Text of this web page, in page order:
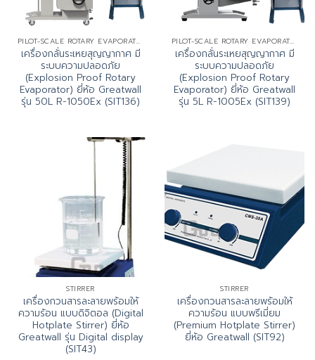
PILOT-SCALE ROTARY EVAPORATOR
เครื่องกลั่นระเหยสุญญากาศ มี
ระบบความปลอดภัย
(Explosion Proof Rotary
Evaporator) ยี่ห้อ Greatwall
รุ่น 50L R-1050Ex (SIT136)
PILOT-SCALE ROTARY EVAPORATOR
เครื่องกลั่นระเหยสุญญากาศ มี
ระบบความปลอดภัย
(Explosion Proof Rotary
Evaporator) ยี่ห้อ Greatwall
รุ่น 5L R-1005Ex (SIT139)
STIRRER
เครื่องกวนสารละลายพร้อมให้
ความร้อน แบบดิจิตอล (Digital
Hotplate Stirrer) ยี่ห้อ
Greatwall รุ่น Digital display
(SIT43)
STIRRER
เครื่องกวนสารละลายพร้อมให้
ความร้อน แบบพรีเมี่ยม
(Premium Hotplate Stirrer)
ยี่ห้อ Greatwall (SIT92)